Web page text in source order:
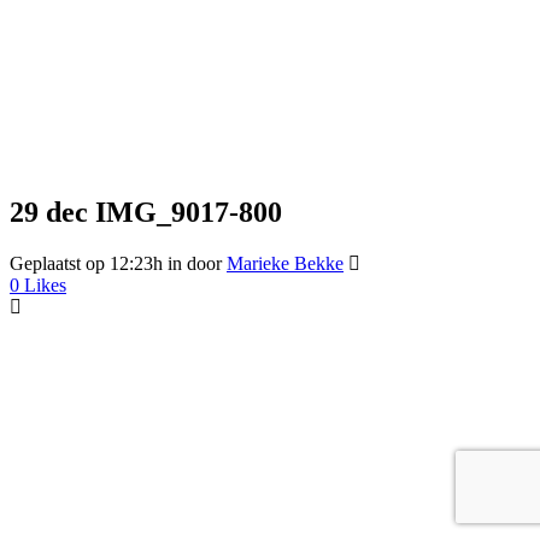
29 dec IMG_9017-800
Geplaatst op 12:23h in doorMarieke Bekke
0 Likes